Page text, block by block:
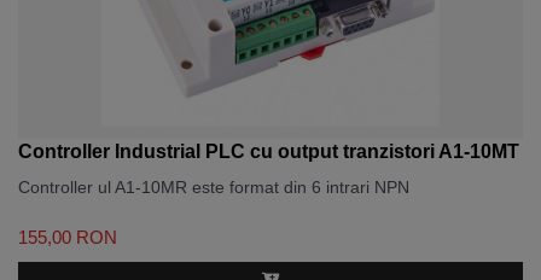
Controller Industrial PLC cu output tranzistori A1-10MT
Controller ul A1-10MR este format din 6 intrari NPN
155,00 RON